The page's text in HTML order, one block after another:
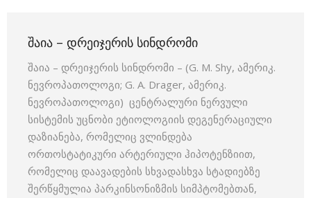
ᲨᲐᲘᲐ – ᲓᲠᲔᲘᲯᲔᲠᲘᲡ ᲡᲘᲜᲓᲠᲝᲛᲘ
შაია – დრეიჯერის სინდრომი – (G. M. Shy, ამერიკ.
ნევროპათოლოგი; G. A. Drager, ამერიკ.
ნევროპათოლოგი) ცენტრალური ნერვული
სისტემის უცნობი ეტიოლოგიის დეგენერაციული
დაზიანება, რომელიც ვლინდება
ორთოსტატიკური არტერიული ჰიპოტენზიით,
რომელიც დაავადების სხვადასხვა სტადიებზე
შერწყმულია პარკინსონიზმის სიმპტომებთან,